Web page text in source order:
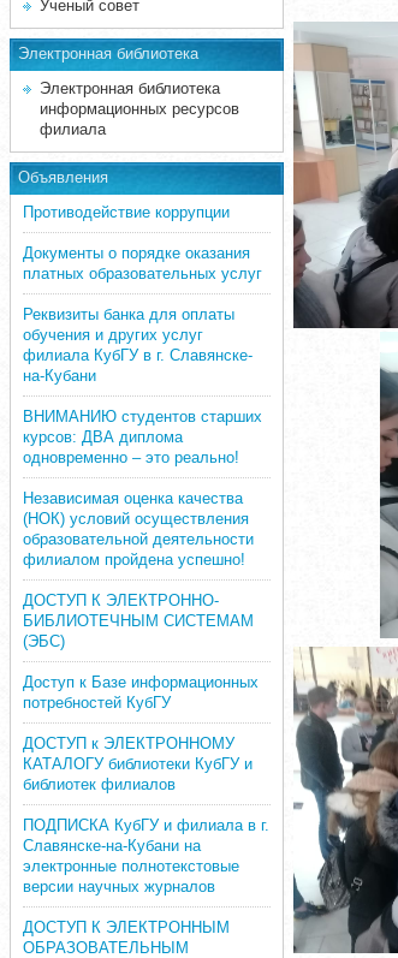
Ученый совет
Электронная библиотека
Электронная библиотека
информационных ресурсов
филиала
Объявления
Противодействие коррупции
Документы о порядке оказания
платных образовательных услуг
Реквизиты банка для оплаты
обучения и других услуг
филиала КубГУ в г. Славянске-
на-Кубани
ВНИМАНИЮ студентов старших
курсов: ДВА диплома
одновременно – это реально!
Независимая оценка качества
(НОК) условий осуществления
образовательной деятельности
филиалом пройдена успешно!
ДОСТУП К ЭЛЕКТРОННО-
БИБЛИОТЕЧНЫМ СИСТЕМАМ
(ЭБС)
Доступ к Базе информационных
потребностей КубГУ
ДОСТУП к ЭЛЕКТРОННОМУ
КАТАЛОГУ библиотеки КубГУ и
библиотек филиалов
ПОДПИСКА КубГУ и филиала в г.
Славянске-на-Кубани на
электронные полнотекстовые
версии научных журналов
ДОСТУП К ЭЛЕКТРОННЫМ
ОБРАЗОВАТЕЛЬНЫМ